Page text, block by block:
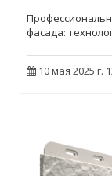
фасада:
10 мая 2025 г.